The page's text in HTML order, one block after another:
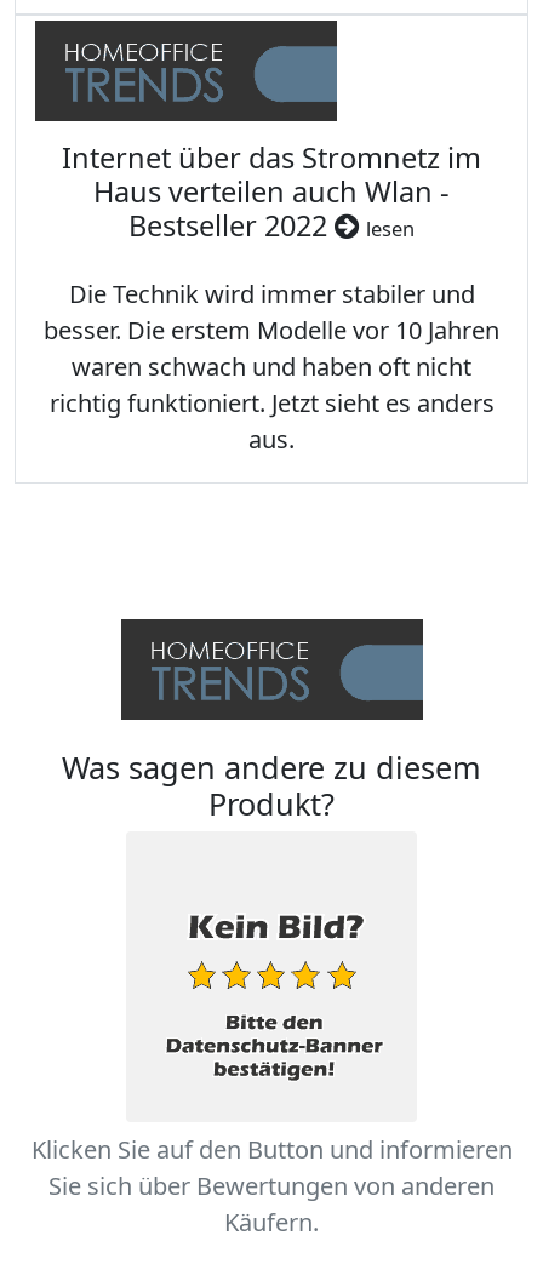
Internet über das Stromnetz im
Haus verteilen auch Wlan -
Bestseller 2022
lesen
Die Technik wird immer stabiler und
besser. Die erstem Modelle vor 10 Jahren
waren schwach und haben oft nicht
richtig funktioniert. Jetzt sieht es anders
aus.
Was sagen andere zu diesem
Produkt?
Klicken Sie auf den Button und informieren
Sie sich über Bewertungen von anderen
Käufern.